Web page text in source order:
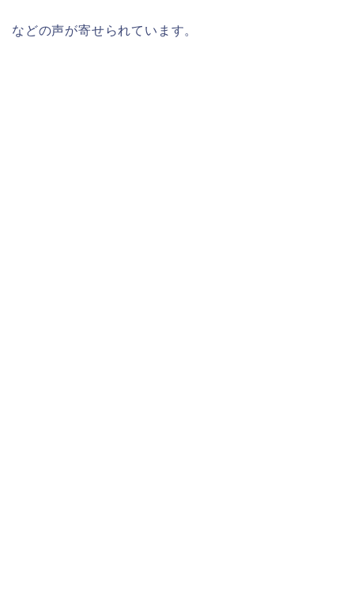
などの声が寄せられています。